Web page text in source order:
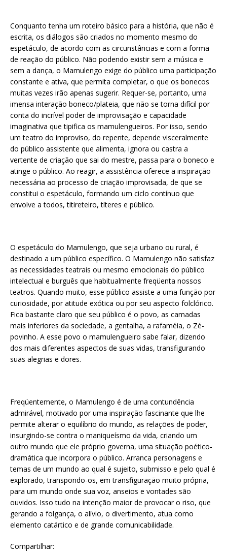
Conquanto tenha um roteiro básico para a história, que não é
escrita, os diálogos são criados no momento mesmo do
espetáculo, de acordo com as circunstâncias e com a forma
de reação do público. Não podendo existir sem a música e
sem a dança, o Mamulengo exige do público uma participação
constante e ativa, que permita completar, o que os bonecos
muitas vezes irão apenas sugerir. Requer-se, portanto, uma
imensa interação boneco/plateia, que não se torna difícil por
conta do incrível poder de improvisação e capacidade
imaginativa que tipifica os mamulengueiros. Por isso, sendo
um teatro do improviso, do repente, depende visceralmente
do público assistente que alimenta, ignora ou castra a
vertente de criação que sai do mestre, passa para o boneco e
atinge o público. Ao reagir, a assistência oferece a inspiração
necessária ao processo de criação improvisada, de que se
constitui o espetáculo, formando um ciclo contínuo que
envolve a todos, titireteiro, títeres e público.
O espetáculo do Mamulengo, que seja urbano ou rural, é
destinado a um público específico. O Mamulengo não satisfaz
as necessidades teatrais ou mesmo emocionais do público
intelectual e burguês que habitualmente freqüenta nossos
teatros. Quando muito, esse público assiste a uma função por
curiosidade, por atitude exótica ou por seu aspecto folclórico.
Fica bastante claro que seu público é o povo, as camadas
mais inferiores da sociedade, a gentalha, a rafaméia, o Zé-
povinho. A esse povo o mamulengueiro sabe falar, dizendo
dos mais diferentes aspectos de suas vidas, transfigurando
suas alegrias e dores.
Freqüentemente, o Mamulengo é de uma contundência
admirável, motivado por uma inspiração fascinante que lhe
permite alterar o equilíbrio do mundo, as relações de poder,
insurgindo-se contra o maniqueísmo da vida, criando um
outro mundo que ele próprio governa, uma situação poético-
dramática que incorpora o público. Arranca personagens e
temas de um mundo ao qual é sujeito, submisso e pelo qual é
explorado, transpondo-os, em transfiguração muito própria,
para um mundo onde sua voz, anseios e vontades são
ouvidos. Isso tudo na intenção maior de provocar o riso, que
gerando a folgança, o alívio, o divertimento, atua como
elemento catártico e de grande comunicabilidade.
Compartilhar: